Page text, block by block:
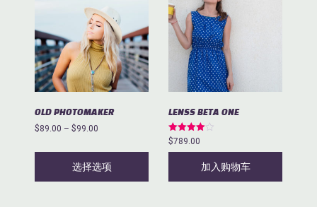
这
些
选
项
OLD PHOTOMAKER
$89.00 – $99.00
范
围：
选择选项
品
有
多
种
变
体。
在
产
页
LENSS BETA ONE
评分
4.00
$789.00
加入购物车